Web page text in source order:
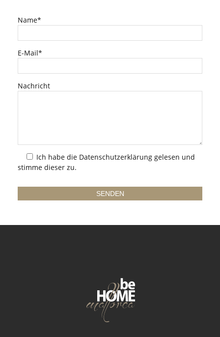
Name*
E-Mail*
Nachricht
Ich habe die Datenschutzerklärung gelesen und
stimme dieser zu.